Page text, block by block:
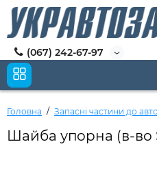
(067) 242-67-97
Головна Запасні частини до
Шайба упорна (в-во